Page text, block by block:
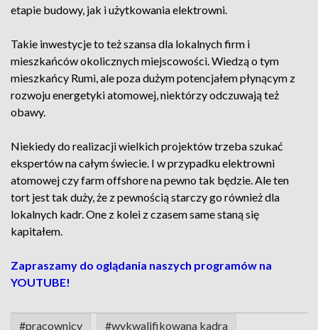
etapie budowy, jak i użytkowania elektrowni.
Takie inwestycje to też szansa dla lokalnych firm i
mieszkańców okolicznych miejscowości. Wiedzą o tym
mieszkańcy Rumi, ale poza dużym potencjałem płynącym z
rozwoju energetyki atomowej, niektórzy odczuwają też
obawy.
Niekiedy do realizacji wielkich projektów trzeba szukać
ekspertów na całym świecie. I w przypadku elektrowni
atomowej czy farm offshore na pewno tak będzie. Ale ten
tort jest tak duży, że z pewnością starczy go również dla
lokalnych kadr. One z kolei z czasem same staną się
kapitałem.
Zapraszamy do oglądania naszych programów na
YOUTUBE!
#pracownicy #wykwalifikowana kadra